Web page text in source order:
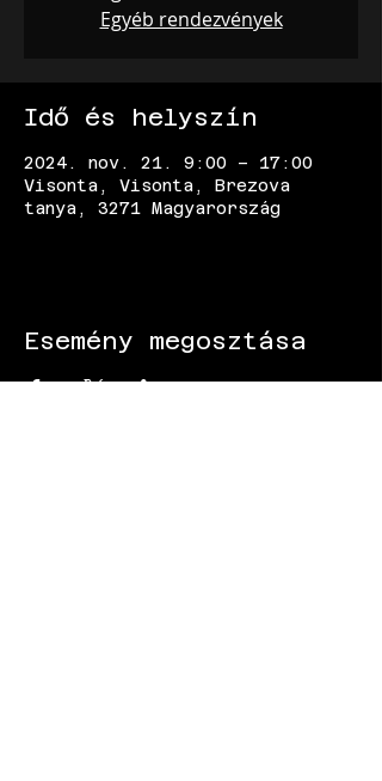
Egyéb rendezvények
Idő és helyszín
2024. nov. 21. 9:00 – 17:00
Visonta, Visonta, Brezova
tanya, 3271 Magyarország
Esemény megosztása